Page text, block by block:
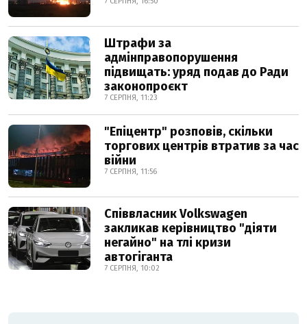
Штрафи за
адмінправопорушення
підвищать: уряд подав до Ради
законопроєкт
7 СЕРПНЯ, 11:23
"Епіцентр" розповів, скільки
торгових центрів втратив за час
війни
7 СЕРПНЯ, 11:56
Співвласник Volkswagen
закликав керівництво "діяти
негайно" на тлі кризи
автогіганта
7 СЕРПНЯ, 10:02